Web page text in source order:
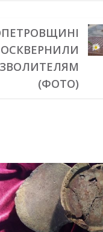
ОСКВЕРНИЛИ
(ФОТО)